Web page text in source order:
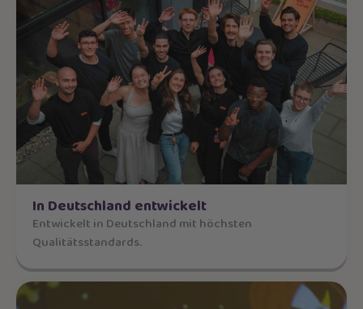
In Deutschland entwickelt
Entwickelt in Deutschland mit höchsten
Qualitätsstandards.